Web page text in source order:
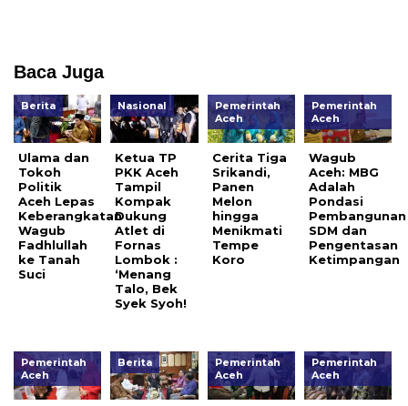
Baca Juga
Berita
Ulama dan
Tokoh
Politik
Aceh Lepas
Keberangkatan
Wagub
Fadhlullah
ke Tanah
Suci
Nasional
Ketua TP
PKK Aceh
Tampil
Kompak
Dukung
Atlet di
Fornas
Lombok :
‘Menang
Talo, Bek
Syek Syoh!
Pemerintah
Aceh
Cerita Tiga
Srikandi,
Panen
Melon
hingga
Menikmati
Tempe
Koro
Pemerintah
Aceh
Wagub
Aceh: MBG
Adalah
Pondasi
Pembangunan
SDM dan
Pengentasan
Ketimpangan
Pemerintah
Aceh
Berita
Pemerintah
Aceh
Pemerintah
Aceh